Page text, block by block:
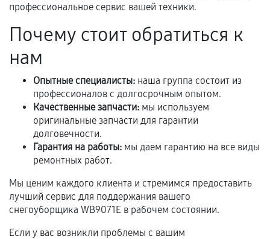
дефектов.
Установка была выполнена нашим сервисным
центром.
При этом гарантия на сами комплектующие
продавца. За качество сторонних деталей
сервисный центр ответственности не несет.
профессиональное сервис вашей техники.
Почему стоит обратиться к
нам
Опытные специалисты: наша группа состоит из
профессионалов с долгосрочным опытом.
Качественные запчасти: мы используем
оригинальные запчасти для гарантии
долговечности.
Гарантия на работы: мы даем гарантию на все виды
ремонтных работ.
Мы ценим каждого клиента и стремимся предоставить
лучший сервис для поддержания вашего
снегоуборщика WB9071E в рабочем состоянии.
Если у вас возникли проблемы с вашим